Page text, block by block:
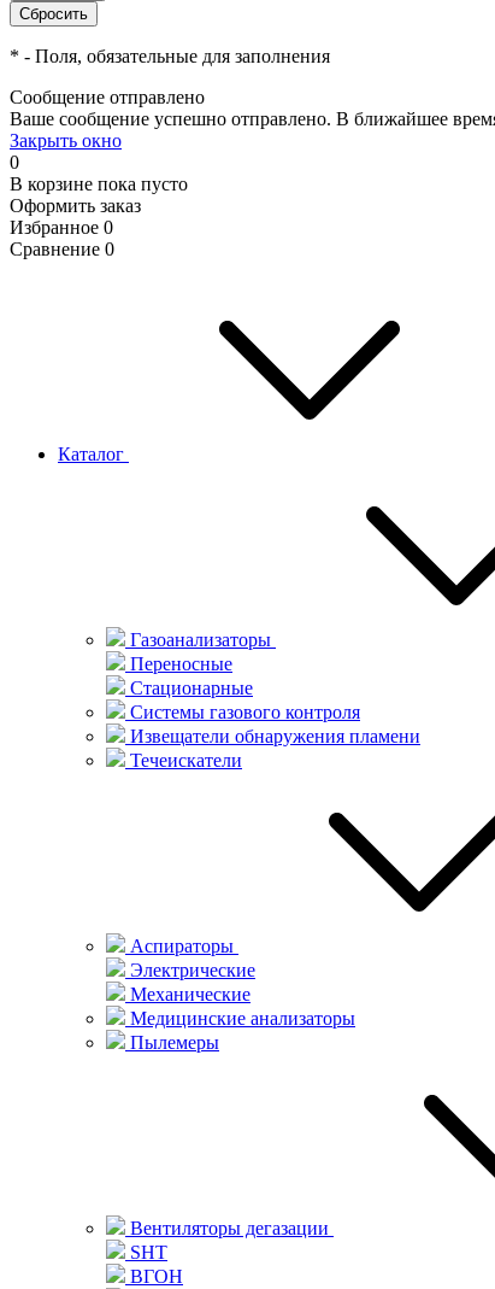
* - Поля, обязательные для заполнения
Сообщение отправлено
Ваше сообщение успешно отправлено. В ближайшее
Закрыть окно
0
В корзине пока пусто
Оформить заказ
Избранное 0
Сравнение 0
Каталог
Газоанализаторы
Переносные
Стационарные
Системы газового контроля
Извещатели обнаружения пламени
Течеискатели
Аспираторы
Электрические
Механические
Медицинские анализаторы
Пылемеры
Вентиляторы дегазации
SHT
ВГОН